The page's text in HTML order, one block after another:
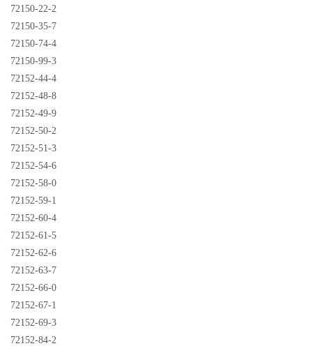
72150-22-2
72150-35-7
72150-74-4
72150-99-3
72152-44-4
72152-48-8
72152-49-9
72152-50-2
72152-51-3
72152-54-6
72152-58-0
72152-59-1
72152-60-4
72152-61-5
72152-62-6
72152-63-7
72152-66-0
72152-67-1
72152-69-3
72152-84-2